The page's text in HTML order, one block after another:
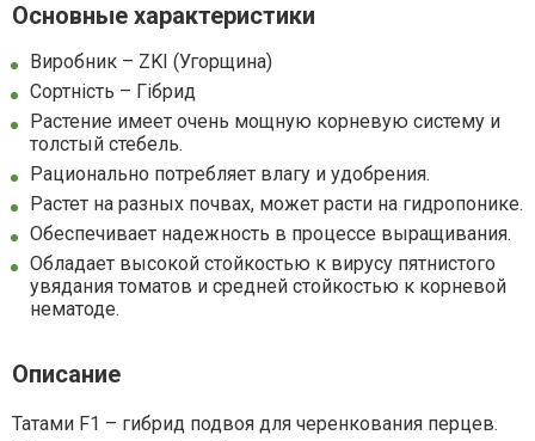
Описание
Татами F1 – гибрид подвоя для черенкования перцев.
Основные характеристики
Виробник – ZKI (Угорщина)
Сортність – Гібрид
Растение имеет очень мощную корневую систему и
толстый стебель.
Рационально потребляет влагу и удобрения.
Растет на разных почвах, может расти на гидропонике.
Обеспечивает надежность в процессе выращивания.
Обладает высокой стойкостью к вирусу пятнистого
увядания томатов и средней стойкостью к корневой
нематоде.